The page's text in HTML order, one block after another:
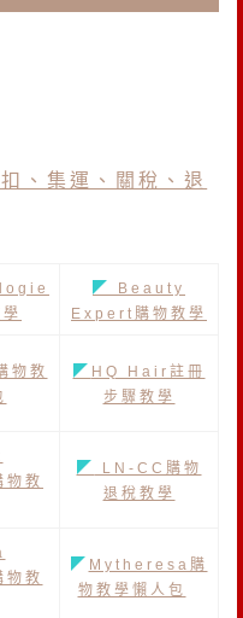
、集運、關稅、退
◤
Beauty
Expert購物教學
物教
◤ HQ Hair註冊
步驟教學
教
◤
LN-CC購物
退稅教學
教
◤ Mytheresa購
物教學懶人包